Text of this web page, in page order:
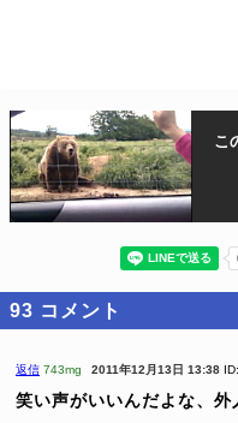
こ
93 コメント
返信 743mg 2011年12月13日 13:38
笑い声がいいんだよな、外